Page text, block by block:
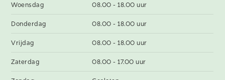
Woensdag 08.00 - 18.00 uur
Donderdag 08.00 - 18.00 uur
Vrijdag 08.00 - 18.00 uur
Zaterdag 08.00 - 17.00 uur